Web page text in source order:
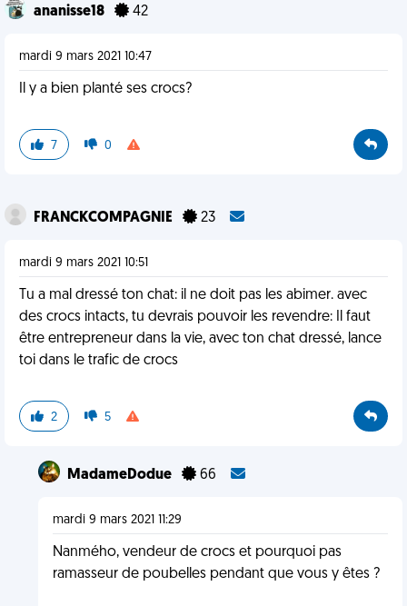
ananisse18 42
mardi 9 mars 2021 10:47
Il y a bien planté ses crocs?
7 0
FRANCKCOMPAGNIE 23
mardi 9 mars 2021 10:51
Tu a mal dressé ton chat: il ne doit pas les abimer. avec
des crocs intacts, tu devrais pouvoir les revendre: Il faut
être entrepreneur dans la vie, avec ton chat dressé, lance
toi dans le trafic de crocs
2 5
MadameDodue 66
mardi 9 mars 2021 11:29
Nanmého, vendeur de crocs et pourquoi pas
ramasseur de poubelles pendant que vous y êtes ?